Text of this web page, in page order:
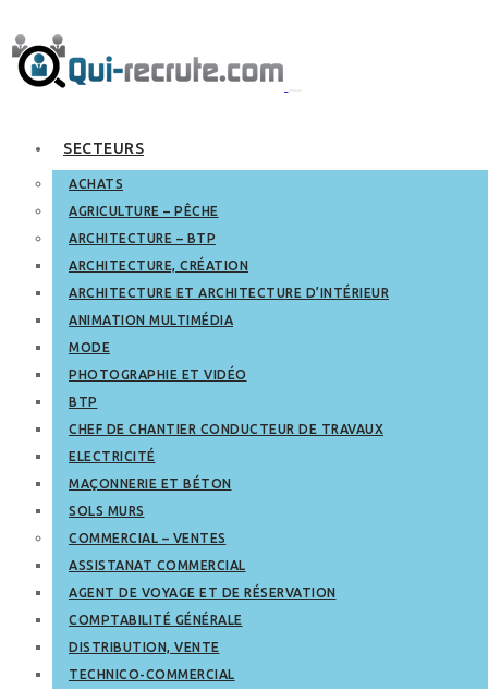
SECTEURS
ACHATS
AGRICULTURE – PÊCHE
ARCHITECTURE – BTP
ARCHITECTURE, CRÉATION
ARCHITECTURE ET ARCHITECTURE D’INTÉRIEUR
ANIMATION MULTIMÉDIA
MODE
PHOTOGRAPHIE ET VIDÉO
BTP
CHEF DE CHANTIER CONDUCTEUR DE TRAVAUX
ELECTRICITÉ
MAÇONNERIE ET BÉTON
SOLS MURS
COMMERCIAL – VENTES
ASSISTANAT COMMERCIAL
AGENT DE VOYAGE ET DE RÉSERVATION
COMPTABILITÉ GÉNÉRALE
DISTRIBUTION, VENTE
TECHNICO-COMMERCIAL